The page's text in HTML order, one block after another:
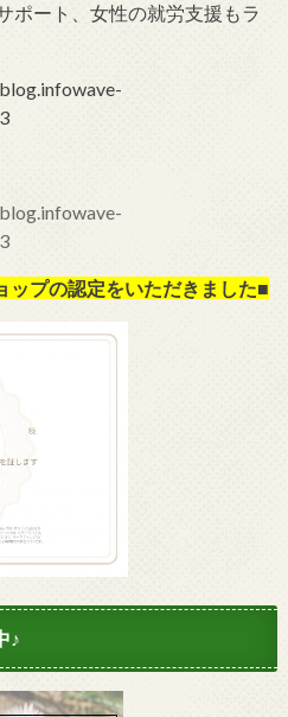
ポート、女性の就労支援もラ
ップの認定をいただきました■
♪